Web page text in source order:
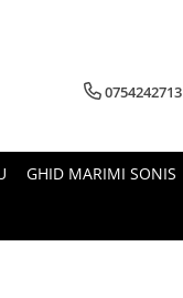
0754242713
GHID MARIMI SONIS